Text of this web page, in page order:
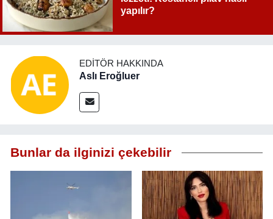
yapılır?
EDITÖR HAKKINDA
Aslı Eroğluer
Bunlar da ilginizi çekebilir